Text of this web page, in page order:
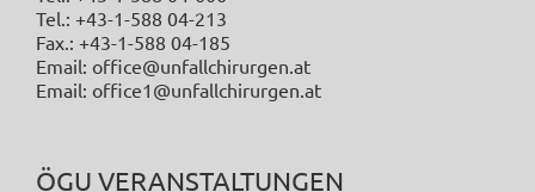
Tel.: +43-1-588 04-213
Fax.: +43-1-588 04-185
Email: office@unfallchirurgen.at
Email: office1@unfallchirurgen.at
ÖGU VERANSTALTUNGEN